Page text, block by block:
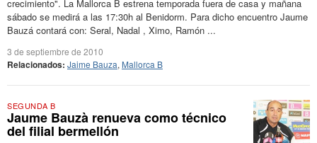
crecimiento". La Mallorca B estrena temporada fuera de casa y mañana
sábado se medirá a las 17:30h al Benidorm. Para dicho encuentro Jaume
Bauzá contará con: Seral, Nadal , Ximo, Ramón ...
3 de septiembre de 2010
Relacionados: Jaime Bauza, Mallorca B
SEGUNDA B
Jaume Bauzà renueva como técnico
del filial bermellón